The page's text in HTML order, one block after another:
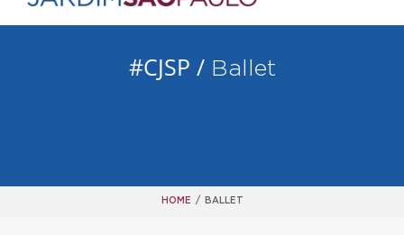
#CJSP / Ballet
HOME / BALLET